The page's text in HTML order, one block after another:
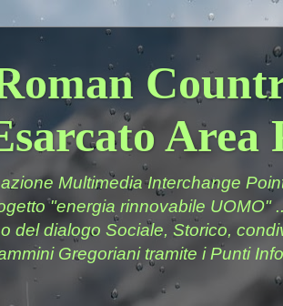
Area
Multimedia Interchange
"energia rinnovabile UOMO"
del dialogo Sociale, Storico,
Gregoriani tramite i Punti